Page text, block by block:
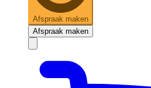
Afspraak maken
Afspraak maken